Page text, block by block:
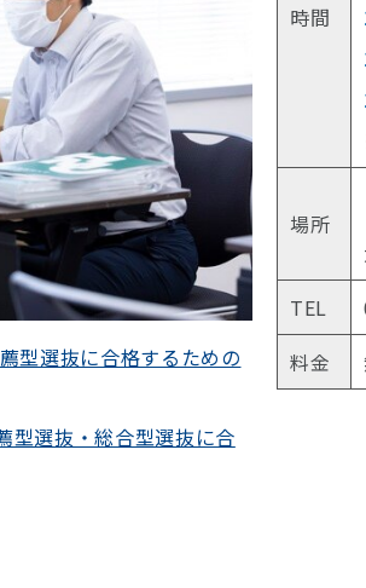
型選抜に合格するための
型選抜・総合型選抜に合
時間
場所
TEL
料金